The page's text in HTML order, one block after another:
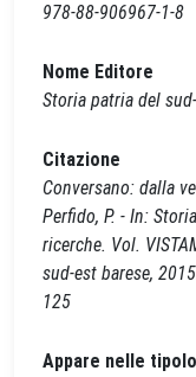
978-88-906967-1-8
Nome Editore
Storia patria del
Citazione
Conversano: dalla
Perfido, P. - In:
ricerche. Vol.
sud-est barese,
125
Appare nelle